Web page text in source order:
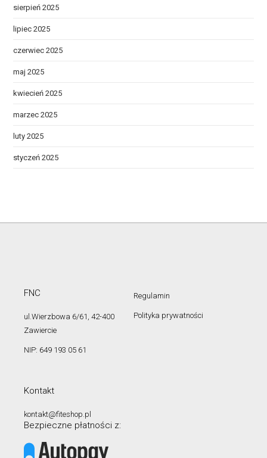
sierpień 2025
lipiec 2025
czerwiec 2025
maj 2025
kwiecień 2025
marzec 2025
luty 2025
styczeń 2025
FNC
ul.Wierzbowa 6/61, 42-400
Zawiercie
NIP: 649 193 05 61
Regulamin
Polityka prywatności
Kontakt
kontakt@fiteshop.pl
Bezpieczne płatności z: